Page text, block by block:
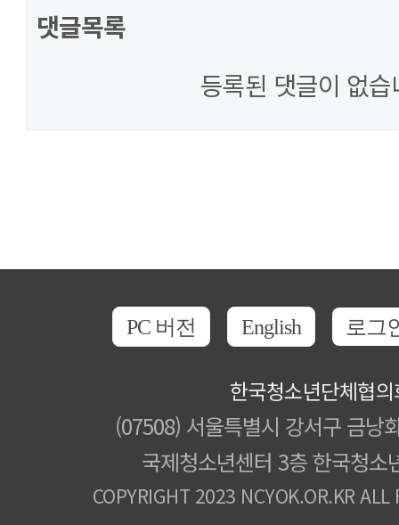
댓글목록
등록된 댓글이 없습
PC 버전 English 로그
한국청소년단체협
(07508) 서울특별시 강서구 금낭
국제청소년센터 3층 한국청소
COPYRIGHT 2023 NCYOK.OR.KR ALL